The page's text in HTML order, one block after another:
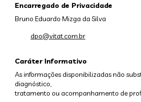
Caráter Informativo
As informações disponibilizadas não
diagnóstico,
tratamento ou acompanhamento de
Encarregado de Privacidade
Bruno Eduardo Mizga da Silva
dpo@vitat.com.br